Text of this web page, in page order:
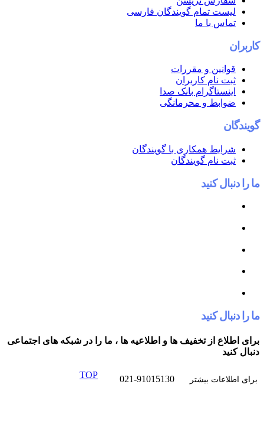
تمام گویندگان فارسی
ما
و مقررات
کاربران
بانک صدا
و محرمانگی
همکاری با گویندگان
گویندگان
از تخفیف ها و اطلاعیه ها ، ما را در شبکه های اجتماعی
بیشتر 021-91015130
TOP